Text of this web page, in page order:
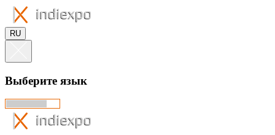
RU
Выберите язык